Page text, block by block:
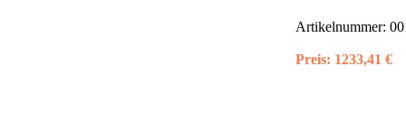
Artikelnummer:
Preis: 1233,41 €